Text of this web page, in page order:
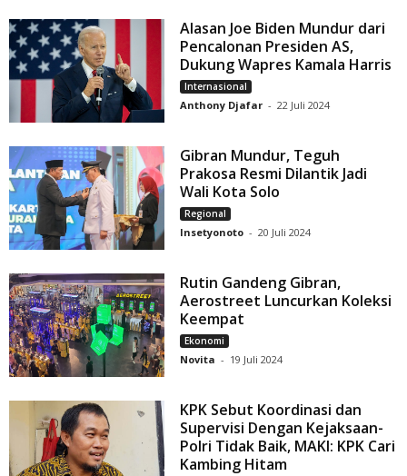
Alasan Joe Biden Mundur dari
Pencalonan Presiden AS,
Dukung Wapres Kamala Harris
Internasional
Anthony Djafar - 22 Juli 2024
Gibran Mundur, Teguh
Prakosa Resmi Dilantik Jadi
Wali Kota Solo
Regional
Insetyonoto - 20 Juli 2024
Rutin Gandeng Gibran,
Aerostreet Luncurkan Koleksi
Keempat
Ekonomi
Novita - 19 Juli 2024
KPK Sebut Koordinasi dan
Supervisi Dengan Kejaksaan-
Polri Tidak Baik, MAKI: KPK Cari
Kambing Hitam